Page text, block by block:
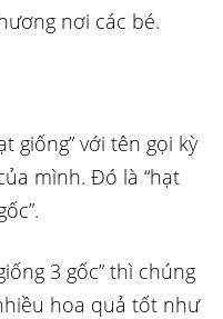
nơi các bé.
giống” với tên gọi kỳ
mình. Đó là “hạt
3 gốc” thì chúng
hoa quả tốt như